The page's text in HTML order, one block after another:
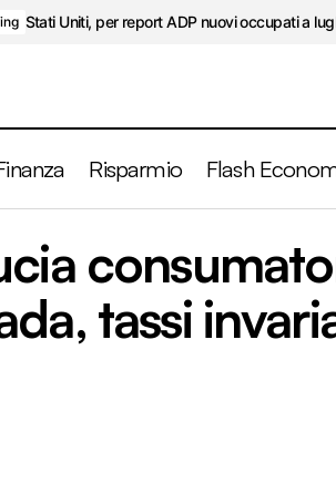
Stati Uniti, per report ADP nuovi occupati a
Risparmio Flash
fiducia consumatori sale a
tassi